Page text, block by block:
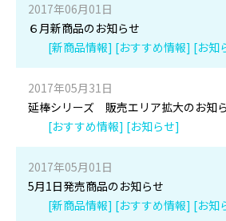
2017年06月01日
６月新商品のお知らせ
[新商品情報] [おすすめ情報] [お知
2017年05月31日
延棒シリーズ 販売エリア拡大のお知
[おすすめ情報] [お知らせ]
2017年05月01日
5月1日発売商品のお知らせ
[新商品情報] [おすすめ情報] [お知